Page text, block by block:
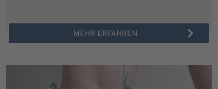
MEHR ERFAHREN